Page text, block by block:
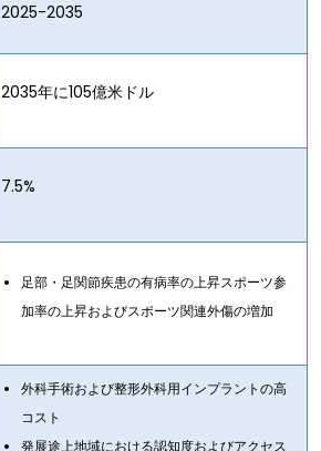
2025-2035
2035年に105億米ドル
7.5%
足部・足関節疾患の有病率の上昇スポーツ参
加率の上昇およびスポーツ関連外傷の増加
外科手術および整形外科用インプラントの高
コスト
発展途上地域における認知度およびアクセス